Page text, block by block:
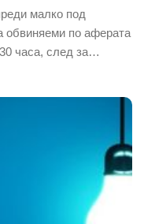
малко под
обвиняеми по аферата
часа, след за…